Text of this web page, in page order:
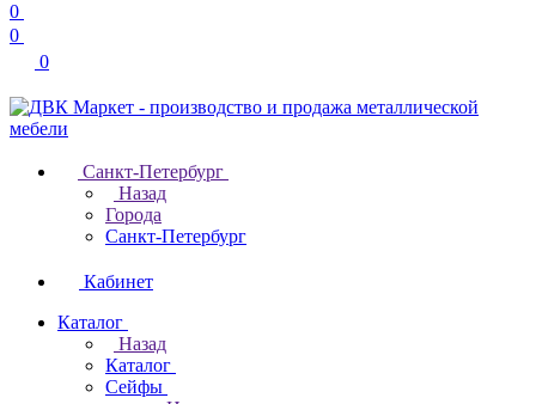
0
0
0
Санкт-Петербург
Назад
Города
Санкт-Петербург
Кабинет
Каталог
Назад
Каталог
Cейфы